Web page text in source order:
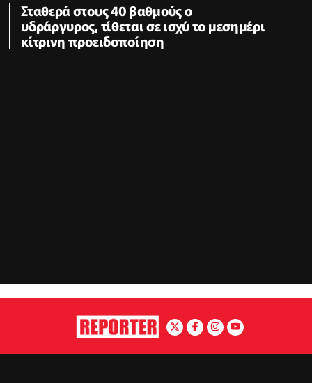
Σταθερά στους 40 βαθμούς ο
υδράργυρος, τίθεται σε ισχύ το μεσημέρι
κίτρινη προειδοποίηση